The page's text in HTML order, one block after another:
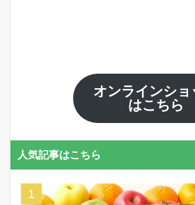
オンラインショ
はこちら
人気記事はこちら